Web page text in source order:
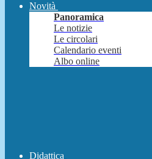
Novità
Panoramica
Le notizie
Le circolari
Calendario eventi
Albo online
Didattica